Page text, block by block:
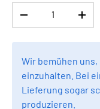
MENGE VERRINGERN
Wir bemühen
einzuhalten. Bei
Lieferung sogar
produzieren.